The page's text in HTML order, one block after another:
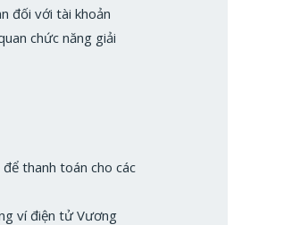
đối với tài khoản
chức năng giải
thanh toán cho các
ví điện tử Vương